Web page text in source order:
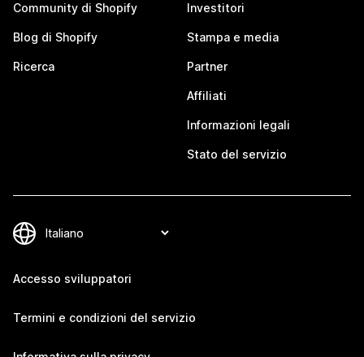
Community di Shopify
Blog di Shopify
Ricerca
Investitori
Stampa e media
Partner
Affiliati
Informazioni legali
Stato del servizio
Accesso sviluppatori
Termini e condizioni del servizio